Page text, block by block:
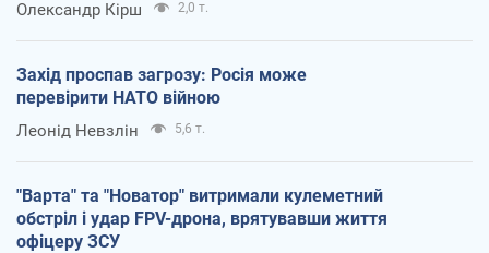
Олександр Кірш 2,0 т.
Захід проспав загрозу: Росія може
перевірити НАТО війною
Леонід Невзлін 5,6 т.
"Варта" та "Новатор" витримали кулеметний
обстріл і удар FPV-дрона, врятувавши життя
офіцеру ЗСУ